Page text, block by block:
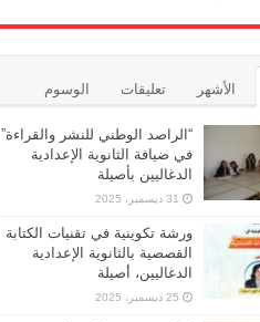
الأشهر تعليقات الوسوم
“الراصد الوطني للنشر والقراءة”
في ضيافة الثانوية الإعدادية
الدغاليين بأصيلة
31 ديسمبر، 2025
ورشة تكوينية في تقنيات الكتابة
القصصية بالثانوية الإعدادية
الدغاليين، أصيلة
25 ديسمبر، 2025